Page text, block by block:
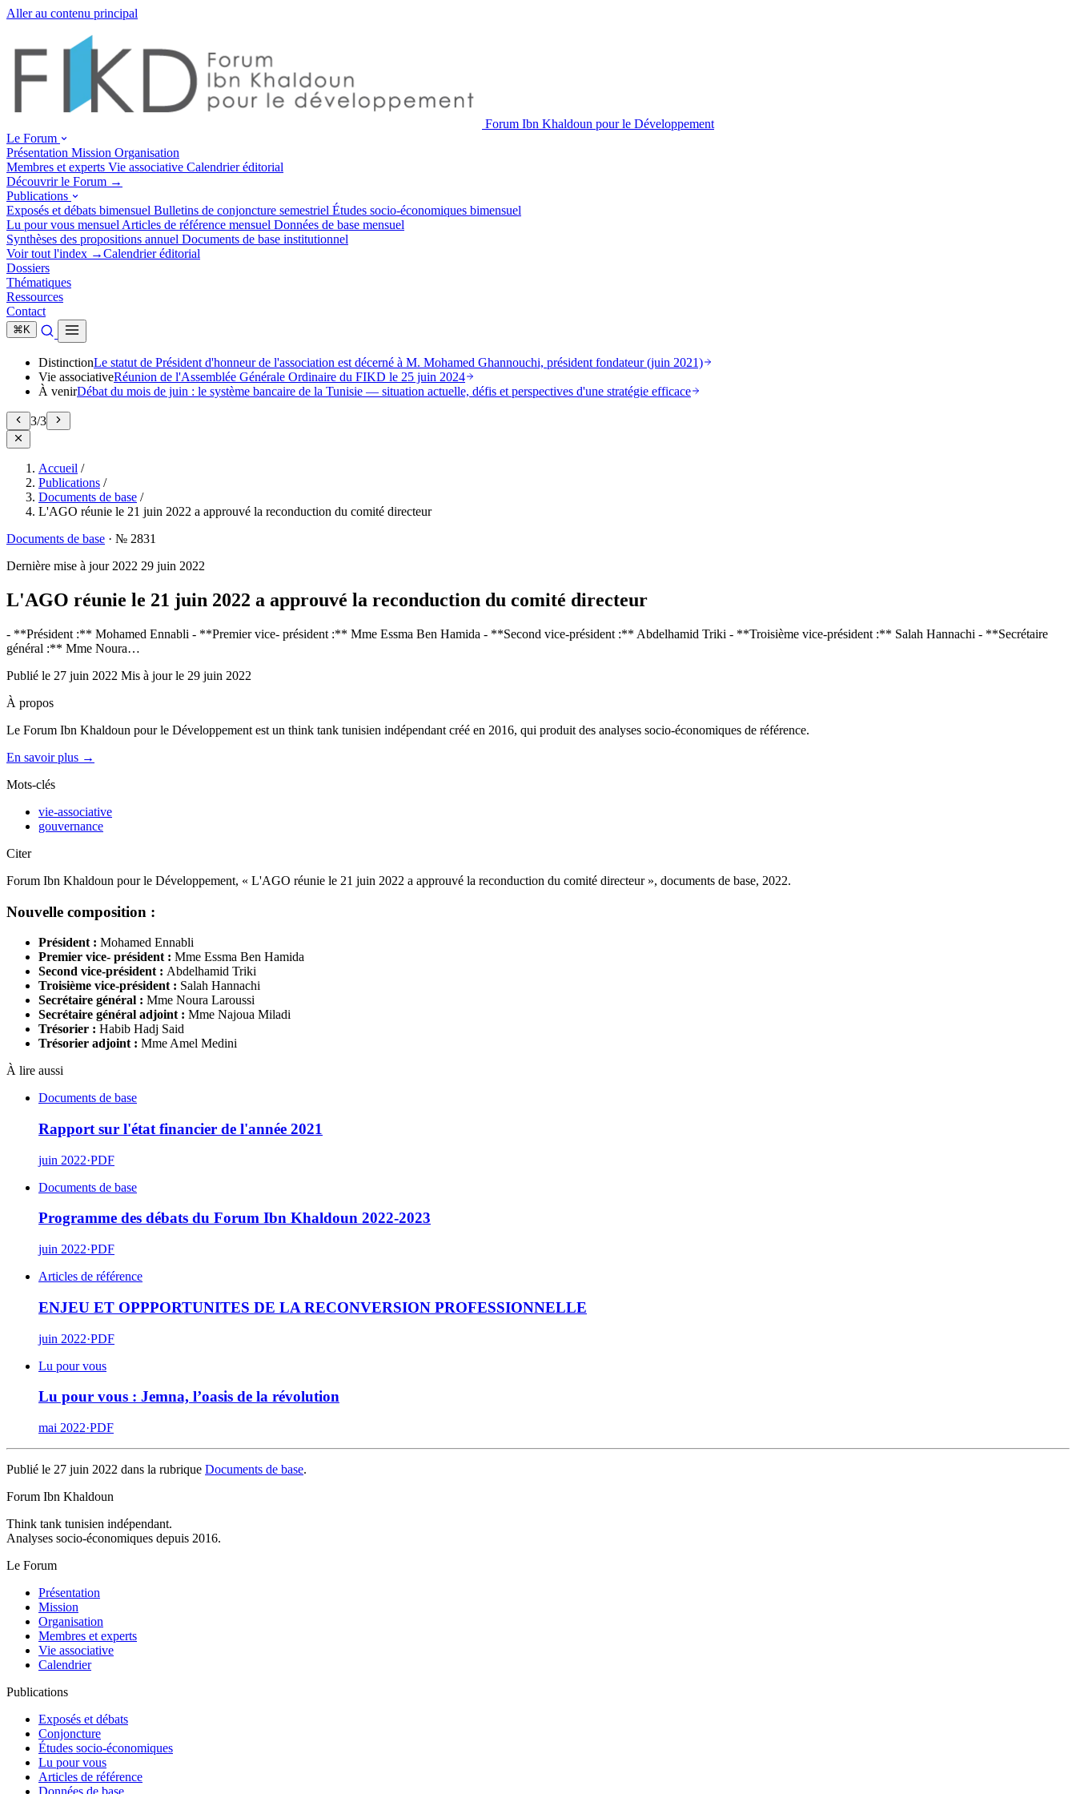
Aller au contenu principal
Forum Ibn Khaldoun pour le Développement
Le Forum
Présentation Mission Organisation
Membres et experts Vie associative Calendrier éditorial
Découvrir le Forum →
Publications
Exposés et débats bimensuel Bulletins de conjoncture semestriel Études socio-économiques bimensuel
Lu pour vous mensuel Articles de référence mensuel Données de base mensuel
Synthèses des propositions annuel Documents de base institutionnel
Voir tout l'index →Calendrier éditorial
Dossiers
Thématiques
Ressources
Contact
⌘ K
DistinctionLe statut de Président d'honneur de l'association est décerné à M. Mohamed Ghannouchi, président fondateur (juin 2021)
Vie associativeRéunion de l'Assemblée Générale Ordinaire du FIKD le 25 juin 2024
À venirDébat du mois de juin : le système bancaire de la Tunisie — situation actuelle, défis et perspectives d'une stratégie efficace
3/3
Accueil /
Publications /
Documents de base /
L'AGO réunie le 21 juin 2022 a approuvé la reconduction du comité directeur
Documents de base · № 2831
Dernière mise à jour 2022 29 juin 2022
L'AGO réunie le 21 juin 2022 a approuvé la reconduction du comité directeur
- **Président :** Mohamed Ennabli - **Premier vice- président :** Mme Essma Ben Hamida - **Second vice-président :** Abdelhamid Triki - **Troisième vice-président :** Salah Hannachi - **Secrétaire
général :** Mme Noura…
Publié le 27 juin 2022 Mis à jour le 29 juin 2022
À propos
Le Forum Ibn Khaldoun pour le Développement est un think tank tunisien indépendant créé en 2016, qui produit des analyses socio-économiques de référence.
En savoir plus →
Mots-clés
vie-associative
gouvernance
Citer
Forum Ibn Khaldoun pour le Développement, « L'AGO réunie le 21 juin 2022 a approuvé la reconduction du comité directeur », documents de base, 2022.
Nouvelle composition :
Président : Mohamed Ennabli
Premier vice- président : Mme Essma Ben Hamida
Second vice-président : Abdelhamid Triki
Troisième vice-président : Salah Hannachi
Secrétaire général : Mme Noura Laroussi
Secrétaire général adjoint : Mme Najoua Miladi
Trésorier : Habib Hadj Said
Trésorier adjoint : Mme Amel Medini
À lire aussi
Documents de base
Rapport sur l'état financier de l'année 2021
juin 2022·PDF
Documents de base
Programme des débats du Forum Ibn Khaldoun 2022-2023
juin 2022·PDF
Articles de référence
ENJEU ET OPPPORTUNITES DE LA RECONVERSION PROFESSIONNELLE
juin 2022·PDF
Lu pour vous
Lu pour vous : Jemna, l’oasis de la révolution
mai 2022·PDF
Publié le 27 juin 2022 dans la rubrique Documents de base.
Forum Ibn Khaldoun
Think tank tunisien indépendant.
Analyses socio-économiques depuis 2016.
Le Forum
Présentation
Mission
Organisation
Membres et experts
Vie associative
Calendrier
Publications
Exposés et débats
Conjoncture
Études socio-économiques
Lu pour vous
Articles de référence
Données de base